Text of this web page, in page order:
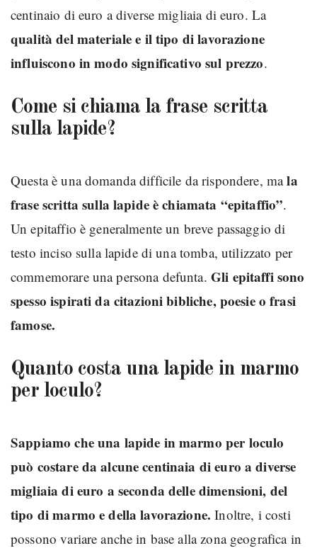
centinaio di euro a diverse migliaia di euro. La
qualità del materiale e il tipo di lavorazione
influiscono in modo significativo sul prezzo.
Come si chiama la frase scritta
sulla lapide?
Questa è una domanda difficile da rispondere, mala
frase scritta sulla lapide è chiamata “epitaffio”.
Un epitaffio è generalmente un breve passaggio di
testo inciso sulla lapide di una tomba, utilizzato per
commemorare una persona defunta. Gli epitaffi sono
spesso ispirati da citazioni bibliche, poesie o frasi
famose.
Quanto costa una lapide in marmo
per loculo?
Sappiamo che una lapide in marmo per loculo
può costare da alcune centinaia di euro a diverse
migliaia di euro a seconda delle dimensioni, del
tipo di marmo e della lavorazione. Inoltre, i costi
possono variare anche in base alla zona geografica in